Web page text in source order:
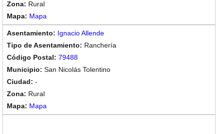
Rural
Mapa
Ignacio Allende
Ranchería
79488
San Nicolás Tolentino
-
Rural
Mapa